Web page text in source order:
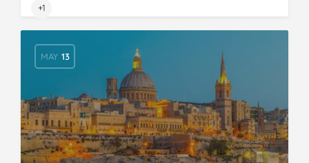
+1
MAY 13